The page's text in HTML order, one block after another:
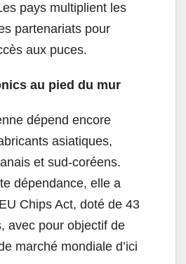
pays multiplient les
partenariats pour
aux puces.
au pied du mur
dépend encore
asiatiques,
et sud-coréens.
dépendance, elle a
Chips Act, doté de 43
avec pour objectif de
marché mondiale d’ici